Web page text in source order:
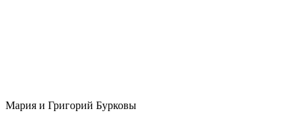
Мария и Григорий Бурковы